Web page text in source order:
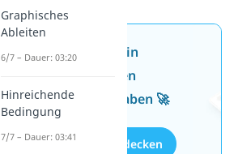
Jetzt neu: Teste dein
Wissen mit unseren
kostenlosen Aufgaben 🚀
Aufgaben entdecken
Graphisches
Ableiten
6/7 – Dauer: 03:20
Hinreichende
Bedingung
7/7 – Dauer: 03:41